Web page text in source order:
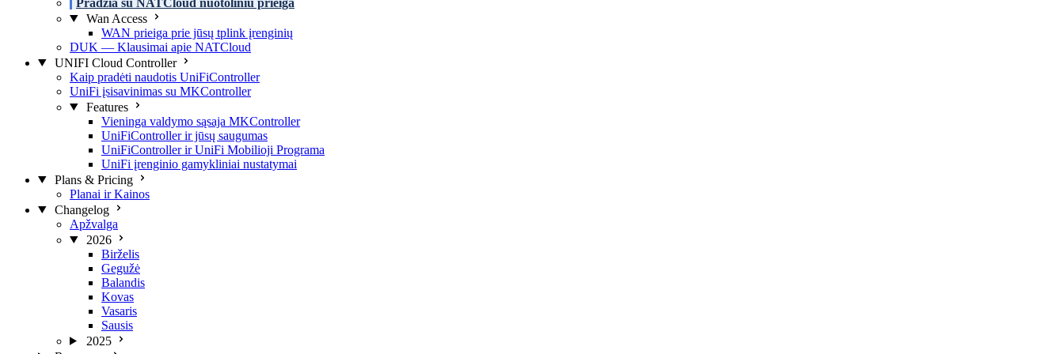
Wan Access
WAN prieiga prie jūsų tplink įrenginių
DUK — Klausimai apie NATCloud
UNIFI Cloud Controller
Kaip pradėti naudotis UniFiController
UniFi įsisavinimas su MKController
Features
Vieninga valdymo sąsaja MKController
UniFiController ir jūsų saugumas
UniFiController ir UniFi Mobilioji Programa
UniFi įrenginio gamykliniai nustatymai
Plans & Pricing
Planai ir Kainos
Changelog
Apžvalga
2026
Birželis
Gegužė
Balandis
Kovas
Vasaris
Sausis
2025